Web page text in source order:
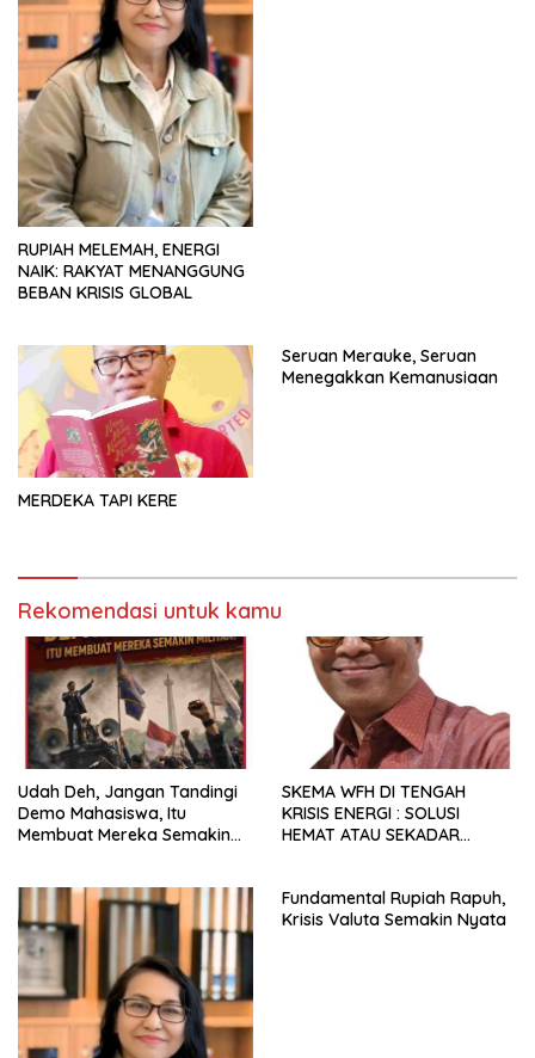
RUPIAH MELEMAH, ENERGI
NAIK: RAKYAT MENANGGUNG
BEBAN KRISIS GLOBAL
MERDEKA TAPI KERE
Seruan Merauke, Seruan
Menegakkan Kemanusiaan
Rekomendasi untuk kamu
Udah Deh, Jangan Tandingi
Demo Mahasiswa, Itu
Membuat Mereka Semakin
SKEMA WFH DI TENGAH
KRISIS ENERGI : SOLUSI
HEMAT ATAU SEKADAR
Fundamental Rupiah Rapuh,
Krisis Valuta Semakin Nyata